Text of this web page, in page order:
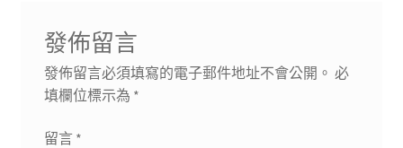
發佈留言
發佈留言必須填寫的電子郵件地址不會公開。 必
填欄位標示為 *
留言 *